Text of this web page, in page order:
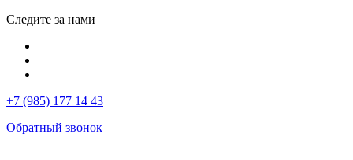
Следите за нами
+7 (985) 177 14 43
Обратный звонок